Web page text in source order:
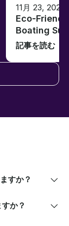
11月 23, 2022
Eco-
Boating
記事を読む
すか？
か？